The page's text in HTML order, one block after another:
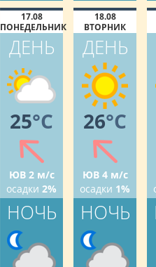
17.08
ПОНЕДЕЛЬНИК
ДЕНЬ
25°C
ЮВ 2 м/с
осадки 2%
НОЧЬ
18.08
ВТОРНИК
ДЕНЬ
26°C
ЮВ 4 м/с
осадки 1%
НОЧЬ